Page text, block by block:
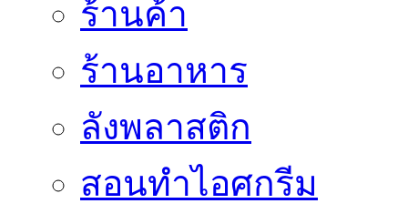
ร้านค้า
ร้านอาหาร
ลังพลาสติก
สอนทำไอศกรีม